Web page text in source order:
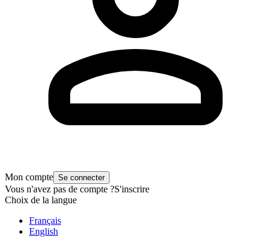
Mon compte Se connecter
Vous n'avez pas de compte ?S'inscrire
Choix de la langue
Français
English